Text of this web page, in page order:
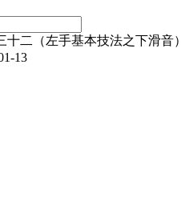
十二（左手基本技法之下滑音）
13